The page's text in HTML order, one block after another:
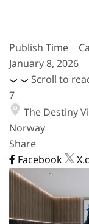
Publish Time
January 8, 2026
Scroll to
7
The Destiny
Norway
Share
Facebook